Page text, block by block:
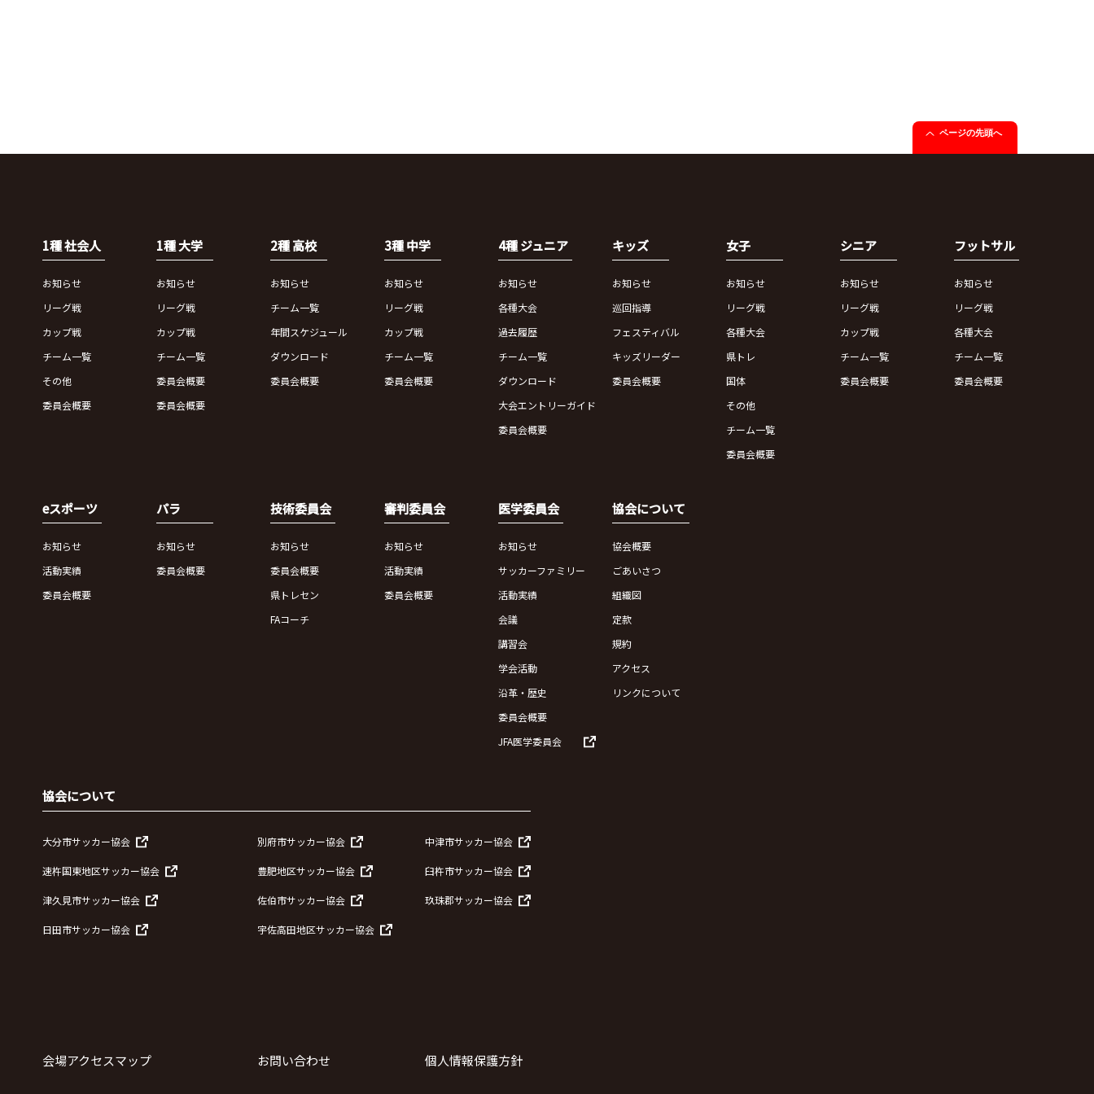
ページの先頭へ
1種 社会人
お知らせ
リーグ戦
カップ戦
チーム一覧
その他
委員会概要
1種 大学
お知らせ
リーグ戦
カップ戦
チーム一覧
委員会概要
委員会概要
2種 高校
お知らせ
チーム一覧
年間スケジュール
ダウンロード
委員会概要
3種 中学
お知らせ
リーグ戦
カップ戦
チーム一覧
委員会概要
4種 ジュニア
お知らせ
各種大会
過去履歴
チーム一覧
ダウンロード
大会エントリーガイド
委員会概要
キッズ
お知らせ
巡回指導
フェスティバル
キッズリーダー
委員会概要
女子
お知らせ
リーグ戦
各種大会
県トレ
国体
その他
チーム一覧
委員会概要
シニア
お知らせ
リーグ戦
カップ戦
チーム一覧
委員会概要
フットサル
お知らせ
リーグ戦
各種大会
チーム一覧
委員会概要
eスポーツ
お知らせ
活動実績
委員会概要
パラ
お知らせ
委員会概要
技術委員会
お知らせ
委員会概要
県トレセン
FAコーチ
審判委員会
お知らせ
活動実績
委員会概要
医学委員会
お知らせ
サッカーファミリー
活動実績
会議
講習会
学会活動
沿革・歴史
委員会概要
JFA医学委員会
協会について
協会概要
ごあいさつ
組織図
定款
規約
アクセス
リンクについて
協会について
大分市サッカー協会 別府市サッカー協会 中津市サッカー協会
速杵国東地区サッカー協会 豊肥地区サッカー協会 臼杵市サッカー協会
津久見市サッカー協会 佐伯市サッカー協会 玖珠郡サッカー協会
日田市サッカー協会 宇佐高田地区サッカー協会
会場アクセスマップ お問い合わせ 個人情報保護方針